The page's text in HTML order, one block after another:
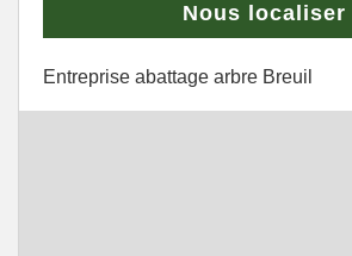
Nous localiser
Entreprise abattage arbre Breuil